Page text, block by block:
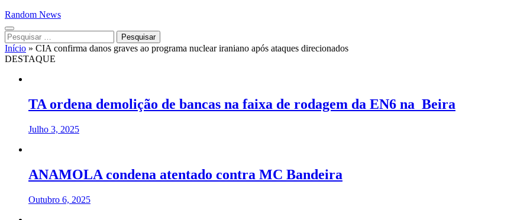
Random News
Pesquisar
por:
Início » CIA confirma danos graves ao programa nuclear iraniano após ataques direcionados
DESTAQUE
TA ordena demolição de bancas na faixa de rodagem da EN6 na Beira
Julho 3, 2025
ANAMOLA condena atentado contra MC Bandeira
Outubro 6, 2025